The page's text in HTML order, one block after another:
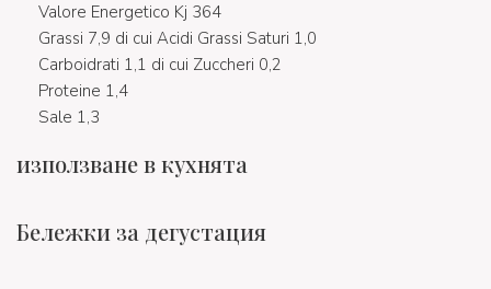
Valore Energetico Kj 364
Grassi 7,9 di cui Acidi Grassi Saturi 1,0
Carboidrati 1,1 di cui Zuccheri 0,2
Proteine 1,4
Sale 1,3
използване в кухнята
Бележки за дегустация